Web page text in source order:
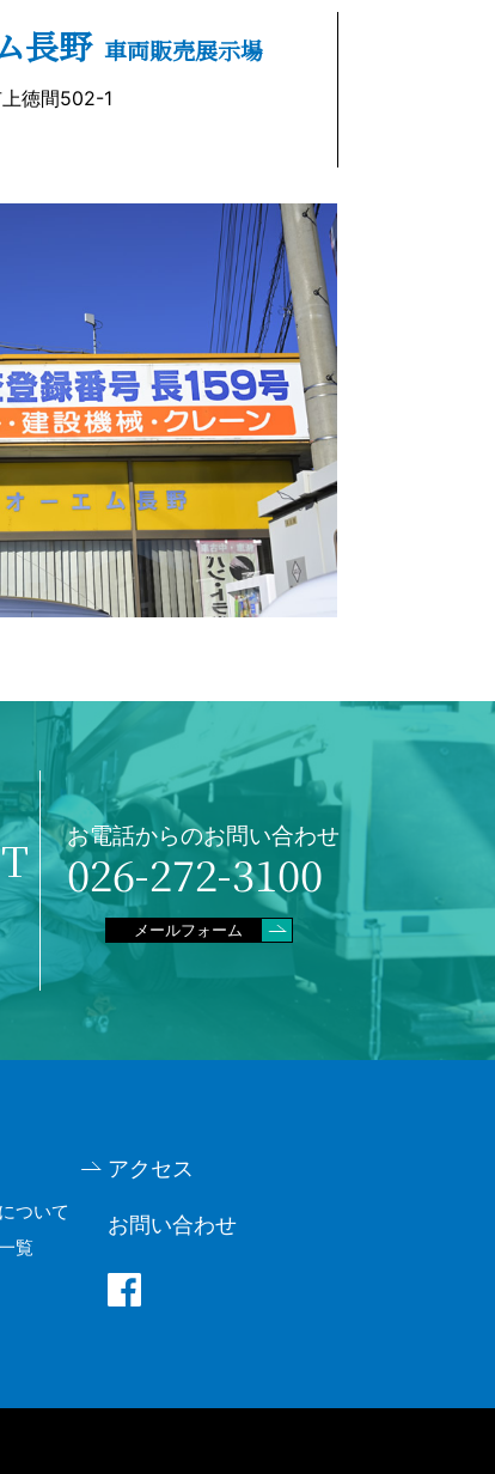
長野 車両販売展示場
徳間502-1
お電話からのお問い合わせ
026-272-3100
メールフォーム
ついて
覧
アクセス
お問い合わせ